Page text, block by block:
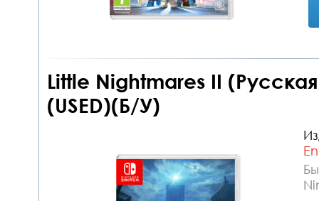
Little Nightmares II
(USED)(Б/У)